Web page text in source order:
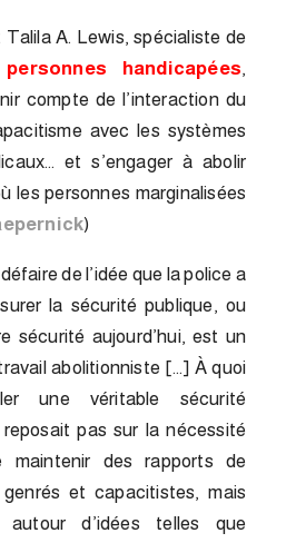
A. Lewis, spécialiste de
handicapées,
compte de l’interaction du
avec les systèmes
et s’engager à abolir
les personnes marginalisées
)
de l’idée que la police a
la sécurité publique, ou
sécurité aujourd’hui, est un
abolitionniste […] À quoi
une véritable sécurité
pas sur la nécessité
maintenir des rapports de
et capacitistes, mais
autour d’idées telles que